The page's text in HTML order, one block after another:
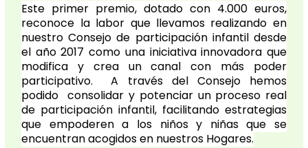
Este primer premio, dotado con 4.000 euros,
reconoce la labor que llevamos realizando en
nuestro Consejo de participación infantil desde
el año 2017 como una iniciativa innovadora que
modifica y crea un canal con más poder
participativo. A través del Consejo hemos
podido consolidar y potenciar un proceso real
de participación infantil, facilitando estrategias
que empoderen a los niños y niñas que se
encuentran acogidos en nuestros Hogares.